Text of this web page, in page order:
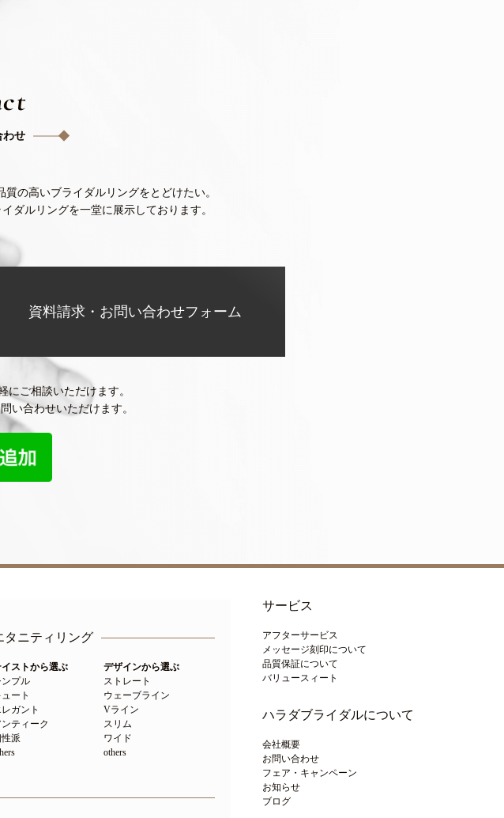
わせ
質の高いブライダルリングをとどけたい。
ダルリングを一堂に展示しております。
資料請求・お問い合わせフォーム
にご相談いただけます。
い合わせいただけます。
タニティリング
ストから選ぶ
ンプル
ート
ガント
ンティーク
派
デザインから選ぶ
ストレート
ウェーブライン
Vライン
スリム
ワイド
others
サービス
アフターサービス
メッセージ刻印について
品質保証について
バリュースィート
ハラダブライダルについて
会社概要
お問い合わせ
フェア・キャンペーン
お知らせ
ブログ